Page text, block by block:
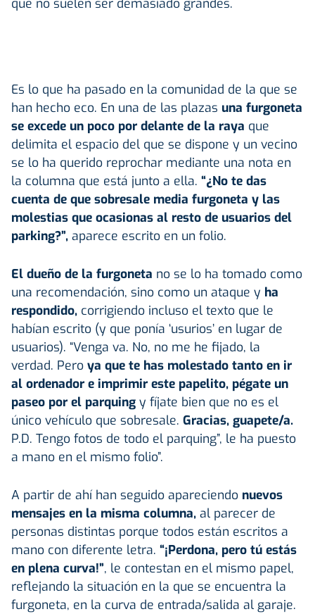
Es lo que ha pasado en la comunidad de la que se
han hecho eco. En una de las plazas una furgoneta
se excede un poco por delante de la raya que
delimita el espacio del que se dispone y un vecino
se lo ha querido reprochar mediante una nota en
la columna que está junto a ella. “¿No te das
cuenta de que sobresale media furgoneta y las
molestias que ocasionas al resto de usuarios del
parking?”, aparece escrito en un folio.
El dueño de la furgoneta no se lo ha tomado como
una recomendación, sino como un ataque y ha
respondido, corrigiendo incluso el texto que le
habían escrito (y que ponía ‘usurios’ en lugar de
usuarios). “Venga va. No, no me he fijado, la
verdad. Pero ya que te has molestado tanto en ir
al ordenador e imprimir este papelito, pégate un
paseo por el parquing y fíjate bien que no es el
único vehículo que sobresale. Gracias, guapete/a.
P.D. Tengo fotos de todo el parquing”, le ha puesto
a mano en el mismo folio”.
A partir de ahí han seguido apareciendo nuevos
mensajes en la misma columna, al parecer de
personas distintas porque todos están escritos a
mano con diferente letra. “¡Perdona, pero tú estás
en plena curva!”, le contestan en el mismo papel,
reflejando la situación en la que se encuentra la
furgoneta, en la curva de entrada/salida al garaje.